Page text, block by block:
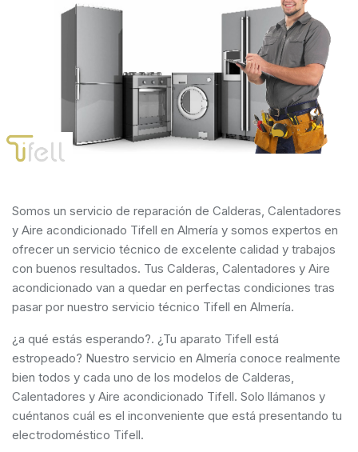
Somos un servicio de reparación de Calderas, Calentadores
y Aire acondicionado Tifell en Almería y somos expertos en
ofrecer un servicio técnico de excelente calidad y trabajos
con buenos resultados. Tus Calderas, Calentadores y Aire
acondicionado van a quedar en perfectas condiciones tras
pasar por nuestro servicio técnico Tifell en Almería.
¿a qué estás esperando?. ¿Tu aparato Tifell está
estropeado? Nuestro servicio en Almería conoce realmente
bien todos y cada uno de los modelos de Calderas,
Calentadores y Aire acondicionado Tifell. Solo llámanos y
cuéntanos cuál es el inconveniente que está presentando tu
electrodoméstico Tifell.